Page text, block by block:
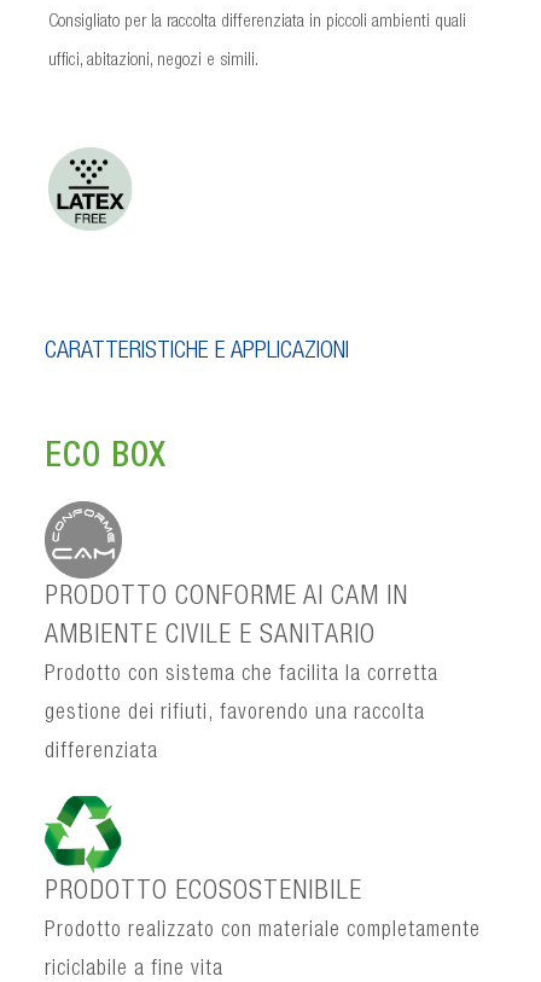
Consigliato per la raccolta differenziata in piccoli ambienti quali
uffici, abitazioni, negozi e simili.
CARATTERISTICHE E APPLICAZIONI
ECO BOX
PRODOTTO CONFORME AI CAM IN
AMBIENTE CIVILE E SANITARIO
Prodotto con sistema che facilita la corretta
gestione dei rifiuti, favorendo una raccolta
differenziata
PRODOTTO ECOSOSTENIBILE
Prodotto realizzato con materiale completamente
riciclabile a fine vita